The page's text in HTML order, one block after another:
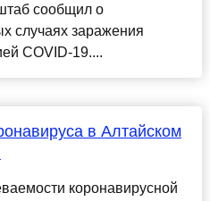
сообщил о
случаях заражения
COVID-19....
в Алтайском
коронавирусной